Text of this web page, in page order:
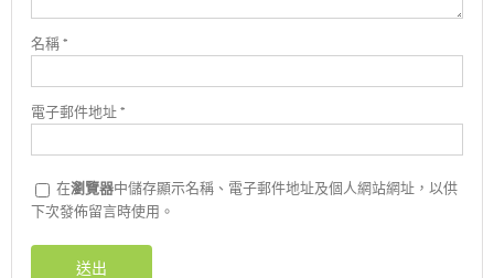
名稱*
電子郵件地址*
在瀏覽器中儲存顯示名稱、電子郵件地址及個人網站網址，以供
下次發佈留言時使用。